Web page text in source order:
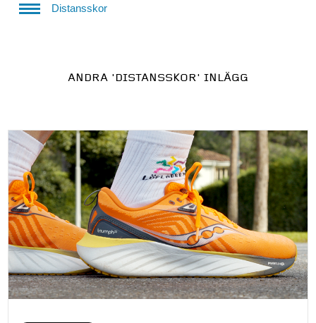
Distansskor
ANDRA 'DISTANSSKOR' INLÄGG